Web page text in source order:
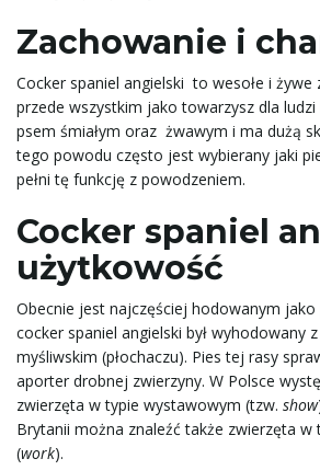
Zachowanie i
Cocker spaniel angielski to wesołe i żywe
przede wszystkim jako towarzysz dla ludzi
psem śmiałym oraz żwawym i ma dużą
tego powodu często jest wybierany jaki
pełni tę funkcję z powodzeniem.
Cocker spaniel
użytkowość
Obecnie jest najczęściej hodowanym
cocker spaniel angielski był wyhodowany
myśliwskim (płochaczu). Pies tej rasy
aporter drobnej zwierzyny. W Polsce
zwierzęta w typie wystawowym (tzw. show
Brytanii można znaleźć także zwierzęta w
(work).